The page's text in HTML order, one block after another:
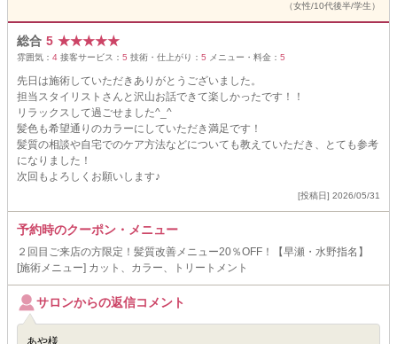
（女性/10代後半/学生）
総合 5 ★★★★★
雰囲気： 4 接客サービス： 5 技術・仕上がり： 5 メニュー・料金： 5
先日は施術していただきありがとうございました。
担当スタイリストさんと沢山お話できて楽しかったです！！
リラックスして過ごせました^_^
髪色も希望通りのカラーにしていただき満足です！
髪質の相談や自宅でのケア方法などについても教えていただき、とても参考
になりました！
次回もよろしくお願いします♪
[投稿日] 2026/05/31
予約時のクーポン・メニュー
２回目ご来店の方限定！髪質改善メニュー20％OFF！【早瀬・水野指名】
[施術メニュー] カット、カラー、トリートメント
サロンからの返信コメント
あや様